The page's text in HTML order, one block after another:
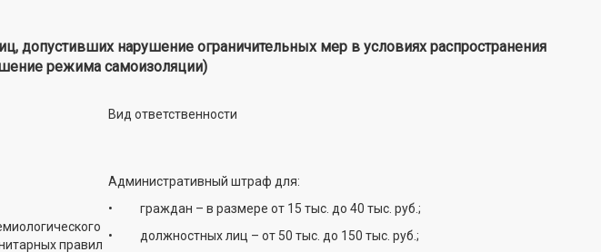
нарушение ограничительных мер в условиях распространения
режима самоизоляции)
Вид ответственности
правил
Административный штраф для:
• граждан – в размере от 15 тыс. до 40 тыс. руб.;
• должностных лиц – от 50 тыс. до 150 тыс. руб.;